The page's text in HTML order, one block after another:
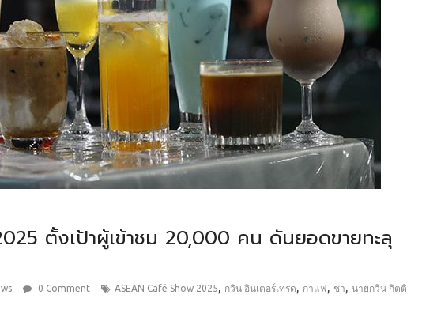
ตั้งเป้าผู้เข้าชม 20,000 คน ดันยอดขายทะลุ
0 Comment ASEAN Café Show 2025, กวิน อินเตอร์เทรด, กาแฟ, ชา, นายกวิน กิตติ